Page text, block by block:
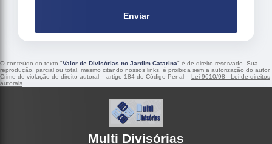
Enviar
O conteúdo do texto "Valor de Divisórias no Jardim Catarina" é de direito reservado. Sua
reprodução, parcial ou total, mesmo citando nossos links, é proibida sem a autorização do autor.
Crime de violação de direito autoral – artigo 184 do Código Penal – Lei 9610/98 - Lei de direitos
autorais
Multi Divisórias